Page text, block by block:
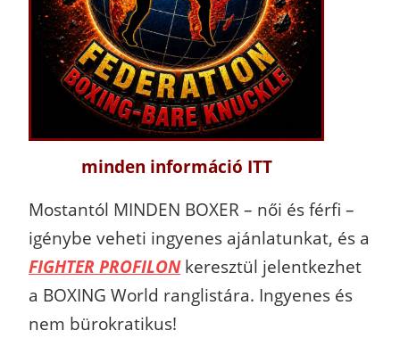
minden információ ITT
Mostantól MINDEN BOXER – női és férfi –
igénybe veheti ingyenes ajánlatunkat, és a
FIGHTER PROFILONkeresztül jelentkezhet
a BOXING World ranglistára. Ingyenes és
nem bürokratikus!